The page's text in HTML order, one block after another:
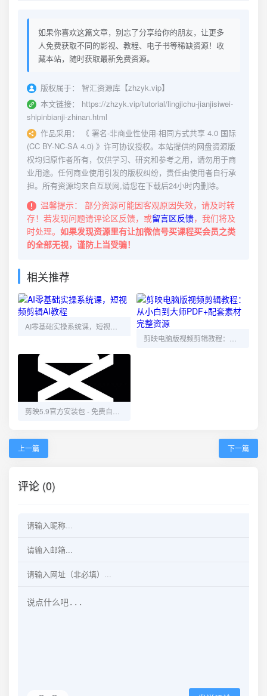
如果你喜欢这篇文章，别忘了分享给你的朋友，让更多
人免费获取不同的影视、教程、电子书等稀缺资源！收
藏本站，随时获取最新免费资源。
版权属于：
智汇资源库【zhzyk.vip】
本文链接：
https://zhzyk.vip/tutorial/lingjichu-jianjisiwei-
shipinbianji-zhinan.html
作品采用：
《 署名-非商业性使用-相同方式共享 4.0 国际
(CC BY-NC-SA 4.0) 》许可协议授权。本站提供的网盘资源版
权均归原作者所有，仅供学习、研究和参考之用，请勿用于商
业用途。任何商业使用引发的版权纠纷，责任由使用者自行承
担。所有资源均来自互联网,请您在下载后24小时内删除。
温馨提示：
部分资源可能因客观原因失效，请及时转
存！若发现问题请评论区反馈，或留言区反馈，我们将及
时处理。 如果发现资源里有让加微信号买课程买会员之类
的全部无视，谨防上当受骗！
相关推荐
上一篇 下一篇
评论 (0)